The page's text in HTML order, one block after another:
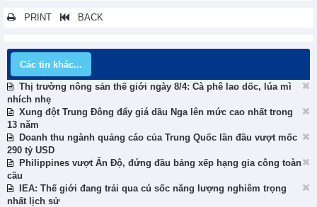
PRINT BACK
Các tin khác...
Thị trường nông sản thế giới ngày 8/4: Cà phê lao dốc, lúa mì
nhích nhẹ
Xung đột Trung Đông đẩy giá dầu Nga lên mức cao nhất trong
13 năm
Doanh thu ngành quảng cáo của Trung Quốc lần đầu vượt mốc
290 tỷ USD
Philippines vượt Ấn Độ, đứng đầu bảng xếp hạng gia công toàn
cầu
IEA: Thế giới đang trải qua cú sốc năng lượng nghiêm trọng
nhất lịch sử